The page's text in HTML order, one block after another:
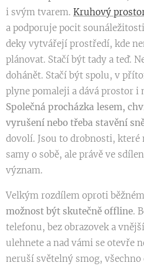
i svým tvarem. Kruhový
a podporuje pocit
deky vytvářejí prostředí, kde
plánovat. Stačí být tady a teď.
dohánět. Stačí být spolu, v
plyne pomaleji a dává prostor i
Společná procházka lesem,
vyrušení nebo třeba stavění
dovolí. Jsou to drobnosti,
samy o sobě, ale právě ve
význam.
Velkým rozdílem oproti
možnost být skutečně offline.
telefonu, bez obrazovek a
ulehnete a nad vámi se otevře
neruší světelný smog,